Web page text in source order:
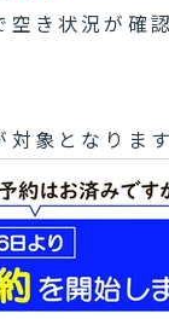
空き状況が確
対象となりま